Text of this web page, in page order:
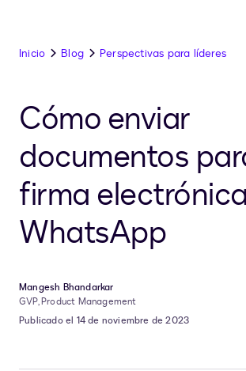
Inicio Blog Perspectivas para líderes
Cómo enviar
documentos
firma
WhatsApp
Mangesh Bhandarkar
GVP, Product Management
Publicado el 14 de noviembre de 2023